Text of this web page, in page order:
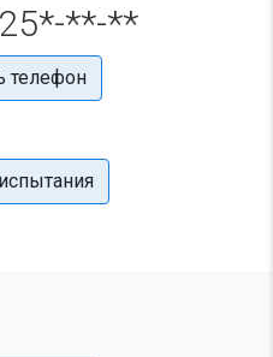
**-**
телефон